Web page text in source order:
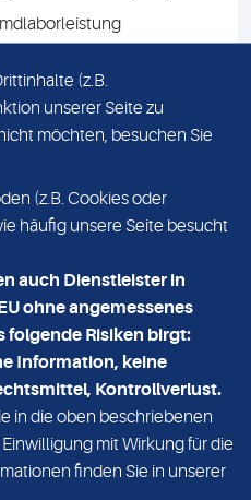
der Beauftragung der
sich mit dieser
MLN GmbH
(z.B.
unserer Seite zu
möchten, besuchen Sie
(z.B. Cookies oder
häufig unsere Seite besucht
auch Dienstleister in
ohne angemessenes
folgende Risiken birgt:
Information, keine
Kontrollverlust.
in die oben beschriebenen
mit Wirkung für die
finden Sie in unserer